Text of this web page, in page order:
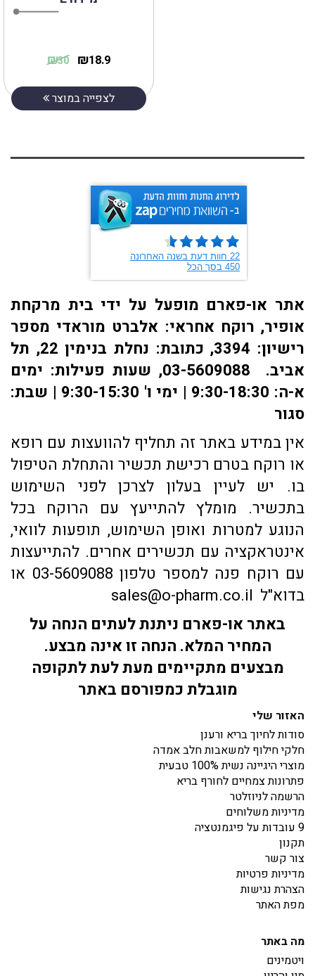
18.9
₪
30
₪
לצפייה במוצר
אתר או-פארם מופעל על ידי בית מרקחת
אופיר, רוקח אחראי: אלברט מוראדי מספר
רישיון: 3394, כתובת: ​נחלת בנימין 22, תל
אביב. 03-5609088, שעות פעילות: ימים
א-ה: 9:30-18:30 | ימי ו' 9:30-15:30 | שבת:
סגור
אין במידע באתר זה תחליף להוועצות עם רופא
או רוקח בטרם רכישת תכשיר והתחלת הטיפול
בו. יש לעיין בעלון לצרכן לפני השימוש
בתכשיר. מומלץ להתייעץ עם הרוקח בכל
הנוגע למטרות ואופן השימוש, תופעות לוואי,
אינטראקציה עם תכשירים אחרים. להתייעצות
עם רוקח פנה למספר טלפון 03-5609088 או
בדוא"ל sales@o-pharm.co.il
באתר או-פארם ניתנת לעתים הנחה על
המחיר המלא. הנחה זו אינה מבצע.
מבצעים מתקיימים מעת לעת לתקופה
מוגבלת כמפורסם באתר
האזור שלי
סודות לחיוך בריא ורענן
חלקי חילוף למשאבות חלב אמדה
מוצרי היגיינה נשית 100% טבעית
פתרונות צמחיים לחורף בריא
הרשמה לניוזלטר
מדיניות משלוחים
9 עובדות על פיגמנטציה
תקנון
צור קשר
מדיניות פרטיות
הצהרת נגישות
מפת האתר
מה באתר
ויטמינים